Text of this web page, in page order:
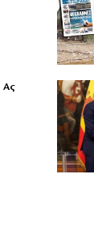
Ας